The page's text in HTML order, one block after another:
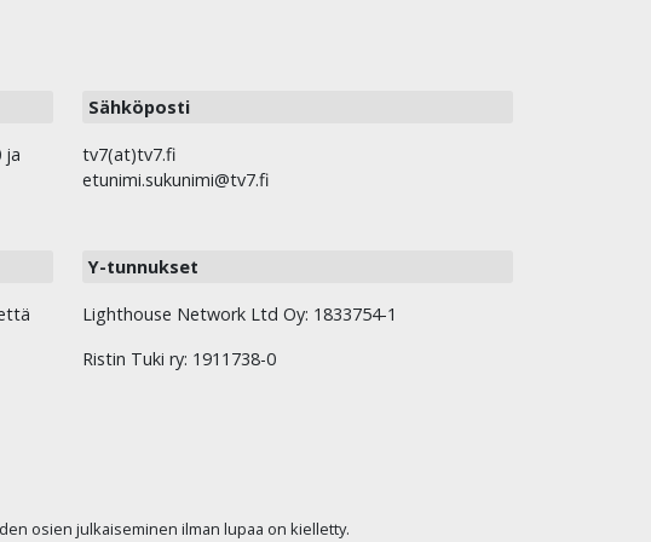
ja
Sähköposti
tv7(at)tv7.fi
etunimi.sukunimi@tv7.fi
Y-tunnukset
Lighthouse Network Ltd Oy: 1833754-1
Ristin Tuki ry: 1911738-0
osien julkaiseminen ilman lupaa on kielletty.